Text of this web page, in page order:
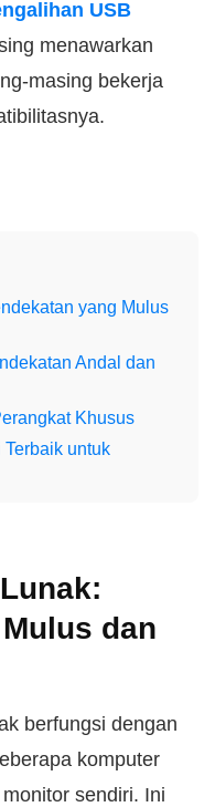
USB
menawarkan
masing bekerja
yang Mulus
Andal dan
Khusus
untuk
dan
berfungsi dengan
komputer
sendiri. Ini